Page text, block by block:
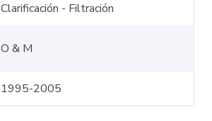
Clarificación - Filtración
O & M
1995-2005